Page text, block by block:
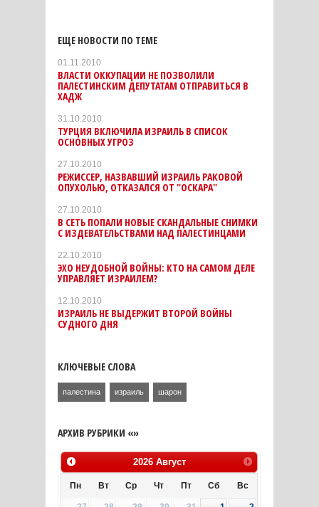
ЕЩЕ НОВОСТИ ПО ТЕМЕ
01.11.2010
ВЛАСТИ ОККУПАЦИИ НЕ ПОЗВОЛИЛИ
ПАЛЕСТИНСКИМ ДЕПУТАТАМ ОТПРАВИТЬСЯ В
ХАДЖ
31.10.2010
ТУРЦИЯ ВКЛЮЧИЛА ИЗРАИЛЬ В СПИСОК
ОСНОВНЫХ УГРОЗ
27.10.2010
РЕЖИССЕР, НАЗВАВШИЙ ИЗРАИЛЬ РАКОВОЙ
ОПУХОЛЬЮ, ОТКАЗАЛСЯ ОТ "ОСКАРА"
27.10.2010
В СЕТЬ ПОПАЛИ НОВЫЕ СКАНДАЛЬНЫЕ СНИМКИ
С ИЗДЕВАТЕЛЬСТВАМИ НАД ПАЛЕСТИНЦАМИ
22.10.2010
ЭХО НЕУДОБНОЙ ВОЙНЫ: КТО НА САМОМ ДЕЛЕ
УПРАВЛЯЕТ ИЗРАИЛЕМ?
12.10.2010
ИЗРАИЛЬ НЕ ВЫДЕРЖИТ ВТОРОЙ ВОЙНЫ
СУДНОГО ДНЯ
КЛЮЧЕВЫЕ СЛОВА
палестина израиль шарон
АРХИВ РУБРИКИ «»
2026 Август
Пн Вт Ср Чт Пт Сб Вс